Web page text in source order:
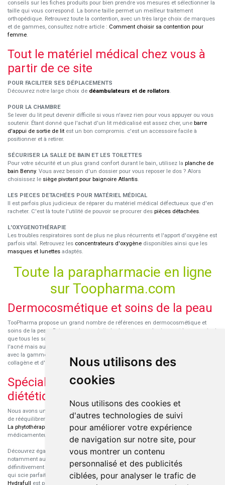
Nous utilisons des
cookies
Nous utilisons des cookies et
d'autres technologies de suivi
pour améliorer votre expérience
de navigation sur notre site, pour
vous montrer un contenu
personnalisé et des publicités
ciblées, pour analyser le trafic de
conseils sur les fiches produits pour bien prendre vos mesures et sélectionner la
taille qui vous correspond. La bonne taille permet un meilleur traitement
orthopédique. Retrouvez toute la contention, avec un très large choix de marques
et de gammes, consultez notre article : Comment choisir sa contention pour
femme.
Tout le matériel médical chez vous à
partir de ce site
POUR FACILITER SES DÉPLACEMENTS
Découvrez notre large choix de déambulateurs et de rollators.
POUR LA CHAMBRE
Se lever du lit peut devenir difficile si vous n'avez rien pour vous appuyer ou vous
soutenir. Étant donné que l'achat d'un lit médicalisé est assez cher, une barre
d'appui de sortie de lit est un bon compromis. c'est un accessoire facile à
positionner et à retirer.
SÉCURISER LA SALLE DE BAIN ET LES TOILETTES
Pour votre sécurité et un plus grand confort durant le bain, utilisez la planche de
bain Benny. Vous avez besoin d'un dossier pour vous reposer le dos ? Alors
choisissez le siège pivotant pour baignoire Atlantis.
LES PIECES DETACHÉES POUR MATÉRIEL MÉDICAL
Il est parfois plus judicieux de réparer du matériel médical défectueux que d'en
racheter. C'est là toute l'utilité de pouvoir se procurer des pièces détachées.
L'OXYGENOTHÉRAPIE
Les troubles respiratoires sont de plus ne plus récurrents et l'apport d'oxygène est
parfois vital. Retrouvez les concentrateurs d'oxygène disponibles ainsi que les
masques et lunettes adaptés.
Toute la parapharmacie en ligne
sur Toopharma.com
Dermocosmétique et soins de la peau
TooPharma propose un grand nombre de références en dermocosmétique et
soins de la peau. Retrouvez les produits hydratants pour le visage et le corps ainsi
que tous les soins pour peaux sensibles ou à tendance atopique, les soins pour
l'acné mais aussi des démaquillants. Découvrez nos nouvelles références SVR
avec la gamme anti-âge pour les peaux encore jeunes
collagène et d'acide hyaluronique.
Spécialisation en micronutrition et
diététique
Nous avons un engouement particulier pour la micronutrition qui permet souvent
de rééquilibrer des carences ou d'améliorer des troubles métaboliques mineurs.
La phytothérapie
l'aromathérapiesont souvent complémentaires de traitements
médicamenteux lorsqu'ils sont bien conseillés.
Découvrez également les protéines et les produits de nutrition sportive,
notamment au sein de la gamme française
Eric Favre
. Cette gamme est
définitivement axée sur le choix qualitatif des ingrédients et sur une formulation
qui scie parfaitement aux besoins de chaque sportif. La gamme hydratation
Hydrafull est pensée pour une hydratation maximale.